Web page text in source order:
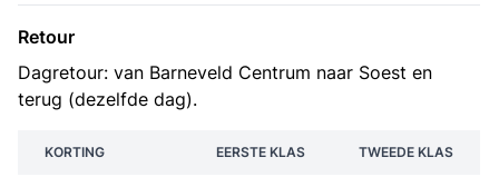
Retour
Dagretour: van Barneveld Centrum naar Soest en
terug (dezelfde dag).
KORTING EERSTE KLAS TWEEDE KLAS